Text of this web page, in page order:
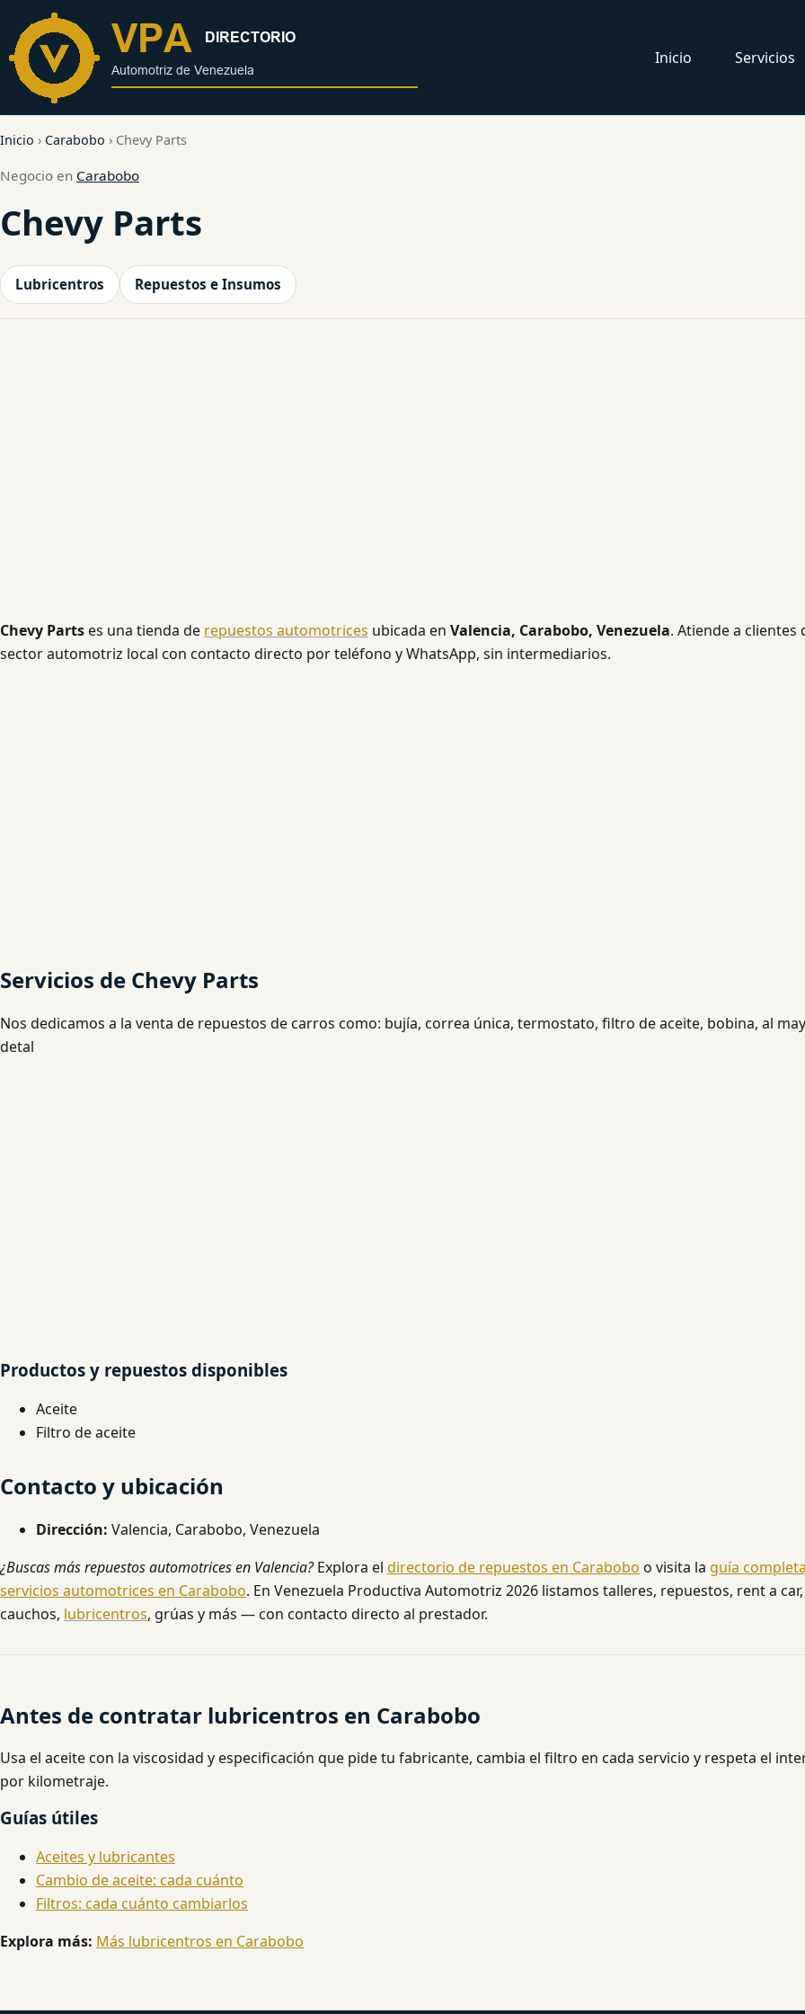
contenido
Inicio
Servicios
Inicio › Carabobo › Chevy Parts
Negocio en Carabobo
Chevy Parts
Lubricentros Repuestos e Insumos
Chevy Partses una tienda de repuestos automotrices ubicada en Valencia, Carabobo, Venezuela. Atiende a clientes
sector automotriz local con contacto directo por teléfono y WhatsApp, sin intermediarios.
Servicios de Chevy Parts
Nos dedicamos a la venta de repuestos de carros como: bujía, correa única, termostato, filtro de aceite, bobina, al
detal
Productos y repuestos disponibles
Aceite
Filtro de aceite
Contacto y ubicación
Dirección: Valencia, Carabobo, Venezuela
¿Buscas más repuestos automotrices en Valencia?Explora el directorio de repuestos en Carabobo o visita la guía
servicios automotrices en Carabobo. En Venezuela Productiva Automotriz 2026 listamos talleres, repuestos, rent a car,
cauchos, lubricentros, grúas y más — con contacto directo al prestador.
Antes de contratar lubricentros en Carabobo
Usa el aceite con la viscosidad y especificación que pide tu fabricante, cambia el filtro en cada servicio y respeta el
por kilometraje.
Guías útiles
Aceites y lubricantes
Cambio de aceite: cada cuánto
Filtros: cada cuánto cambiarlos
Explora más: Más lubricentros en Carabobo